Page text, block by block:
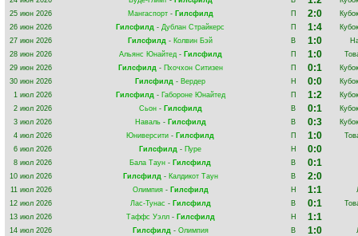
25 июн 2026
Мангаспорт- Гилсфилд П 2:0
26 июн 2026
Гилсфилд - Дублан Страйкерс П 1:4
27 июн 2026
Гилсфилд - Колвин Бэй В 1:0
28 июн 2026
Альянс Юнайтед- Гилсфилд П 1:0
29 июн 2026
Гилсфилд- Пхочхон Ситизен П 0:1
30 июн 2026
Гилсфилд - Вердер Н 0:0
1 июл 2026
Гилсфилд- Габороне Юнайтед П 1:2
2 июл 2026
Сьон- Гилсфилд В 0:1
3 июл 2026
Наваль- Гилсфилд В 0:3
4 июл 2026
Юниверсити - Гилсфилд П 1:0
6 июл 2026
Гилсфилд - Пуре Н 0:0
8 июл 2026 Бала Таун - Гилсфилд В 0:1
10 июл 2026 Гилсфилд- Калдикот Таун В 2:0
11 июл 2026 Олимпия- Гилсфилд Н 1:1
12 июл 2026
Лас-Тунас - Гилсфилд В 0:1
13 июл 2026
Таффс Уэлл- Гилсфилд Н 1:1
14 июл 2026 Гилсфилд- Олимпия В 1:0